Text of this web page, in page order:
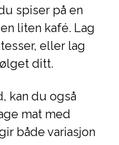
spiser på en
liten kafé. Lag
eller lag
ditt.
kan du også
mat med
både variasjon